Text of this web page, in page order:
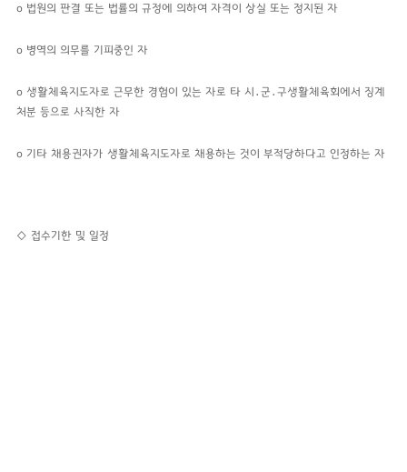
o 법원의 판결 또는 법률의 규정에 의하여 자격이 상실 또는 정지된 자
o 병역의 의무를 기피중인 자
o 생활체육지도자로 근무한 경험이 있는 자로 타 시․군․구생활체육회에서 징계
처분 등으로 사직한 자
o 기타 채용권자가 생활체육지도자로 채용하는 것이 부적당하다고 인정하는 자
◇ 접수기한 및 일정